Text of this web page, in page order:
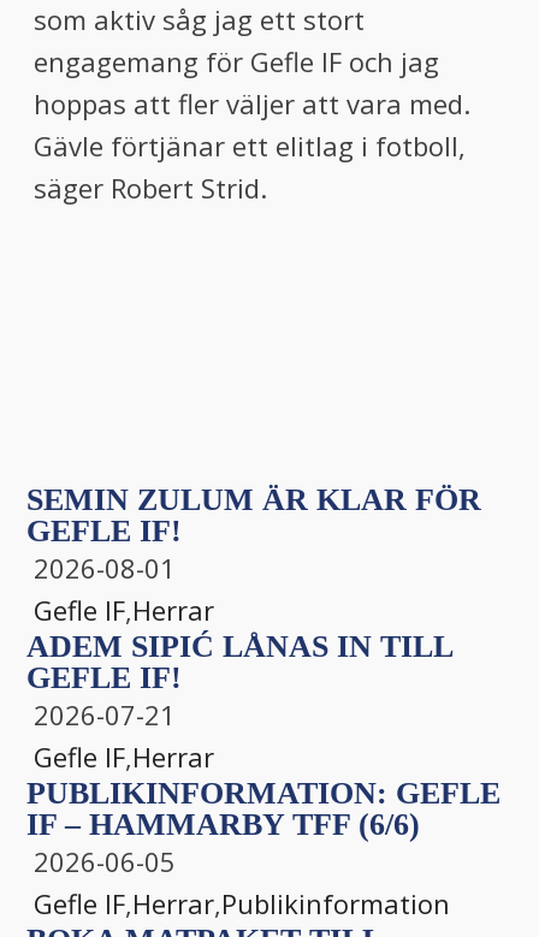
som aktiv såg jag ett stort
engagemang för Gefle IF och jag
hoppas att fler väljer att vara med.
Gävle förtjänar ett elitlag i fotboll,
säger Robert Strid.
SEMIN ZULUM ÄR KLAR FÖR
GEFLE IF!
2026-08-01
Gefle IF,Herrar
ADEM SIPIĆ LÅNAS IN TILL
GEFLE IF!
2026-07-21
Gefle IF,Herrar
PUBLIKINFORMATION: GEFLE
IF – HAMMARBY TFF (6/6)
2026-06-05
Gefle IF,Herrar,Publikinformation